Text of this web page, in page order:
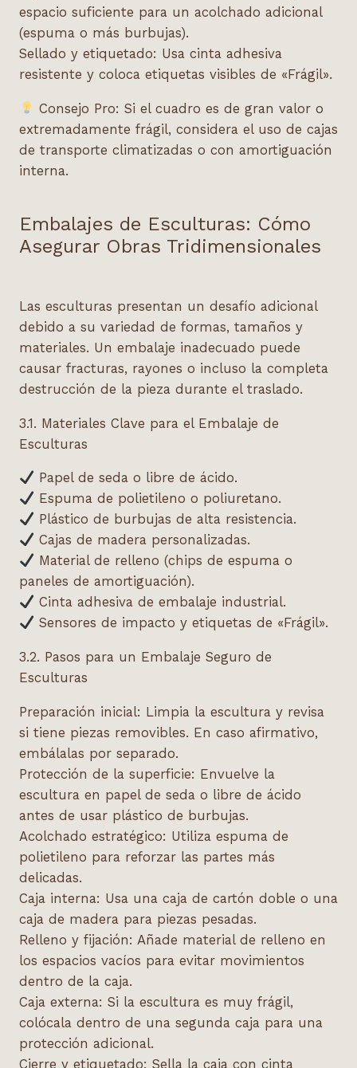
espacio suficiente para un acolchado adicional
(espuma o más burbujas).
Sellado y etiquetado: Usa cinta adhesiva
resistente y coloca etiquetas visibles de «Frágil».
Consejo Pro: Si el cuadro es de gran valor o
extremadamente frágil, considera el uso de cajas
de transporte climatizadas o con amortiguación
interna.
Embalajes de Esculturas: Cómo
Asegurar Obras Tridimensionales
Las esculturas presentan un desafío adicional
debido a su variedad de formas, tamaños y
materiales. Un embalaje inadecuado puede
causar fracturas, rayones o incluso la completa
destrucción de la pieza durante el traslado.
3.1. Materiales Clave para el Embalaje de
Esculturas
Papel de seda o libre de ácido.
Espuma de polietileno o poliuretano.
Plástico de burbujas de alta resistencia.
Cajas de madera personalizadas.
Material de relleno (chips de espuma o
paneles de amortiguación).
Cinta adhesiva de embalaje industrial.
Sensores de impacto y etiquetas de «Frágil».
3.2. Pasos para un Embalaje Seguro de
Esculturas
Preparación inicial: Limpia la escultura y revisa
si tiene piezas removibles. En caso afirmativo,
embálalas por separado.
Protección de la superficie: Envuelve la
escultura en papel de seda o libre de ácido
antes de usar plástico de burbujas.
Acolchado estratégico: Utiliza espuma de
polietileno para reforzar las partes más
delicadas.
Caja interna: Usa una caja de cartón doble o una
caja de madera para piezas pesadas.
Relleno y fijación: Añade material de relleno en
los espacios vacíos para evitar movimientos
dentro de la caja.
Caja externa: Si la escultura es muy frágil,
colócala dentro de una segunda caja para una
protección adicional.
Cierre y etiquetado: Sella la caja con cinta